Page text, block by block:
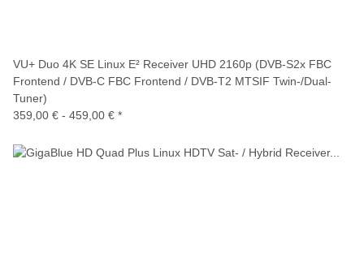
VU+ Duo 4K SE Linux E² Receiver UHD 2160p (DVB-S2x FBC
Frontend / DVB-C FBC Frontend / DVB-T2 MTSIF Twin-/Dual-
Tuner)
359,00 € - 459,00 € *